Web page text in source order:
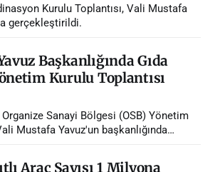
Kurulu Toplantısı, Vali Mustafa
gerçekleştirildi.
Başkanlığında Gıda
Kurulu Toplantısı
Sanayi Bölgesi (OSB) Yönetim
Mustafa Yavuz'un başkanlığında
Araç Sayısı 1 Milyona